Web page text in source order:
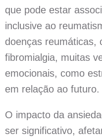
que pode estar
inclusive ao
doenças reumáticas,
fibromialgia, muitas
emocionais, como
em relação ao futuro.
O impacto da
ser significativo,